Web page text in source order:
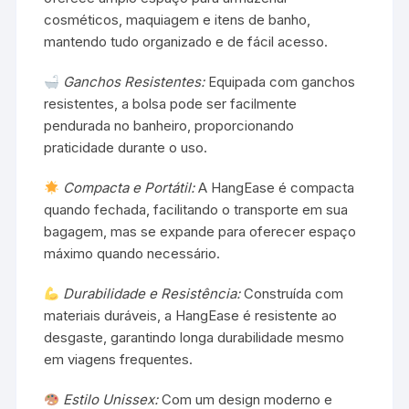
cosméticos, maquiagem e itens de banho,
mantendo tudo organizado e de fácil acesso.
Ganchos Resistentes:Equipada com ganchos
resistentes, a bolsa pode ser facilmente
pendurada no banheiro, proporcionando
praticidade durante o uso.
Compacta e Portátil:A HangEase é compacta
quando fechada, facilitando o transporte em sua
bagagem, mas se expande para oferecer espaço
máximo quando necessário.
Durabilidade e Resistência:Construída com
materiais duráveis, a HangEase é resistente ao
desgaste, garantindo longa durabilidade mesmo
em viagens frequentes.
Estilo Unissex:Com um design moderno e